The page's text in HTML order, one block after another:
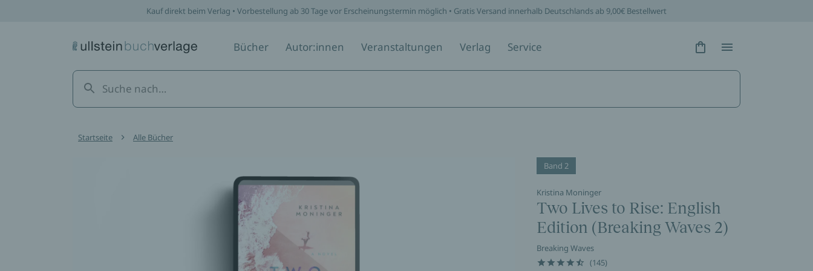
Kauf direkt beim Verlag • Vorbestellung ab 30 Tage vor Erscheinungstermin möglich • Gratis Versand innerhalb Deutschlands ab 9,00€ Bestellwert
Bücher Autor:innen Veranstaltungen Verlag Service Hidden Text
Hidden Text
Startseite Alle Bücher
Band 2
Kristina Moninger
Two Lives to Rise: English
Edition (Breaking Waves 2)
Breaking Waves
(145)